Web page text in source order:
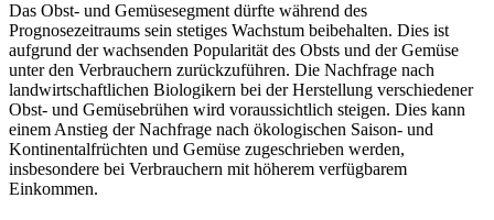
Das Obst- und Gemüsesegment dürfte während des
Prognosezeitraums sein stetiges Wachstum beibehalten. Dies ist
aufgrund der wachsenden Popularität des Obsts und der Gemüse
unter den Verbrauchern zurückzuführen. Die Nachfrage nach
landwirtschaftlichen Biologikern bei der Herstellung verschiedener
Obst- und Gemüsebrühen wird voraussichtlich steigen. Dies kann
einem Anstieg der Nachfrage nach ökologischen Saison- und
Kontinentalfrüchten und Gemüse zugeschrieben werden,
insbesondere bei Verbrauchern mit höherem verfügbarem
Einkommen.